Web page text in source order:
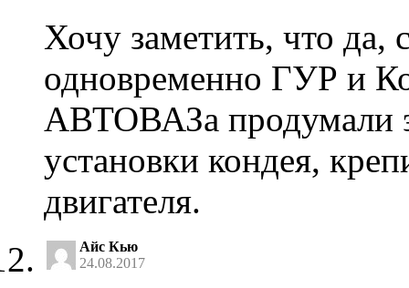
Хочу заметить, что да,
одновременно ГУР и
АВТОВАЗа продумали
установки кондея,
двигателя.
Айс Кью
24.08.2017